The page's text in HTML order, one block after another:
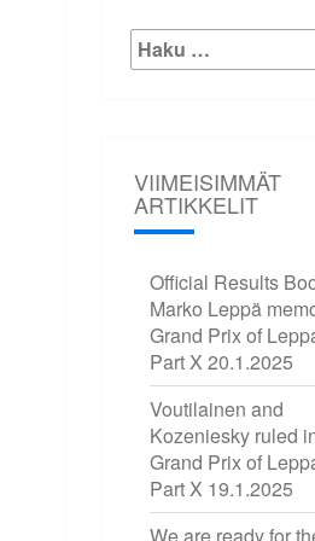
Etsi:
VIIMEISIMMÄT
ARTIKKELIT
Official Results
Marko Leppä
Grand Prix of
Part X 20.1.2025
Voutilainen and
Kozeniesky ruled
Grand Prix of
Part X 19.1.2025
We are ready for